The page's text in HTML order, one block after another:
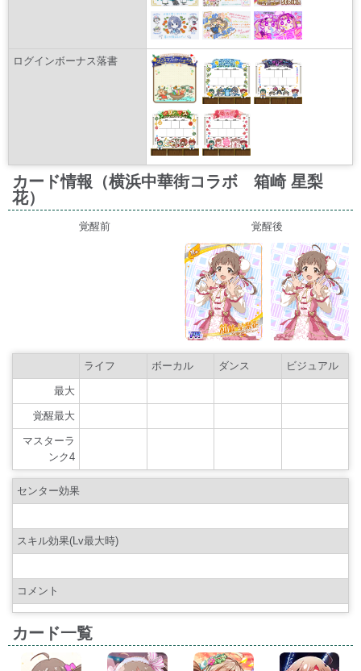
ログインボーナス落書
カード情報（横浜中華街コラボ 箱崎 星梨
花）
覚醒前 覚醒後
ライフ ボーカル ダンス ビジュアル
最大
覚醒最大
マスターラ
ンク4
センター効果
スキル効果(Lv最大時)
コメント
カード一覧